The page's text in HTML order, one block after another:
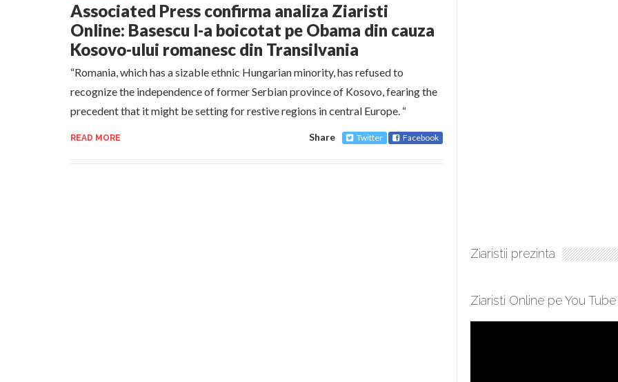
Associated Press confirma analiza Ziaristi
Online: Basescu l-a boicotat pe Obama din cauza
Kosovo-ului romanesc din Transilvania
“Romania, which has a sizable ethnic Hungarian minority, has refused to
recognize the independence of former Serbian province of Kosovo, fearing the
precedent that it might be setting for restive regions in central Europe. “
READ MORE Share Twitter Facebook
Ziaristii prezinta
Ziaristi Online pe You Tube